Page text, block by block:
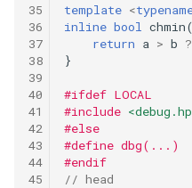
276
275
274
217
template <
inline bool chmin(
return a > b ?
}
#ifdef LOCAL
#include
#else
#define dbg(...)
#endif
// head